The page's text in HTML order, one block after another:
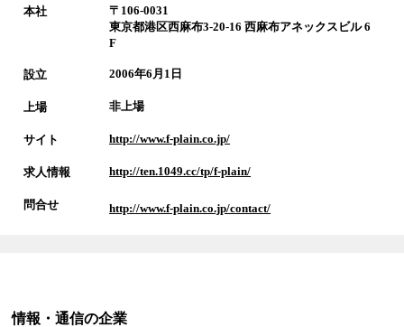
本社
〒106-0031
東京都港区西麻布3-20-16 西麻布アネックスビル 6
F
設立 2006年6月1日
上場 非上場
サイト http://www.f-plain.co.jp/
求人情報 http://ten.1049.cc/tp/f-plain/
問合せ http://www.f-plain.co.jp/contact/
情報・通信の企業